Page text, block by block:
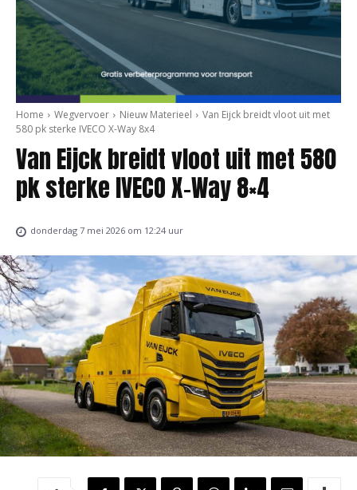
Home Wegvervoer Nieuw Materieel
Van Eijck breidt vloot uit met
580 pk sterke IVECO X-Way 8x4
Van Eijck breidt vloot uit met 580
pk sterke IVECO X-Way 8×4
donderdag 7 mei 2026 om 12:24 uur